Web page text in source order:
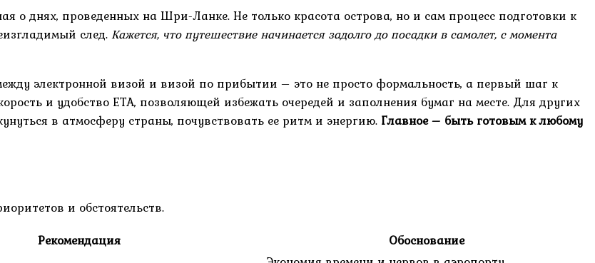
о днях, проведенных на Шри-Ланке. Не только красота острова, но и сам процесс подготовки к
след.Кажется, что путешествие начинается задолго до посадки в самолет, с момента
электронной визой и визой по прибытии – это не просто формальность, а первый шаг к
и удобство ETA, позволяющей избежать очередей и заполнения бумаг на месте. Для других
в атмосферу страны, почувствовать ее ритм и энергию. Главное – быть готовым к любому
и обстоятельств.
Рекомендация
Обоснование